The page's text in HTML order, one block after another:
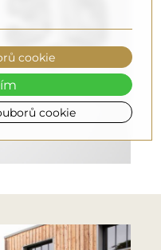
cookie
cookie